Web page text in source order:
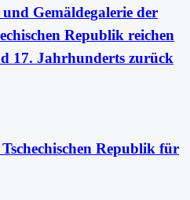
Gemäldegalerie der
Republik reichen
17. Jahrhunderts zurück
Republik für